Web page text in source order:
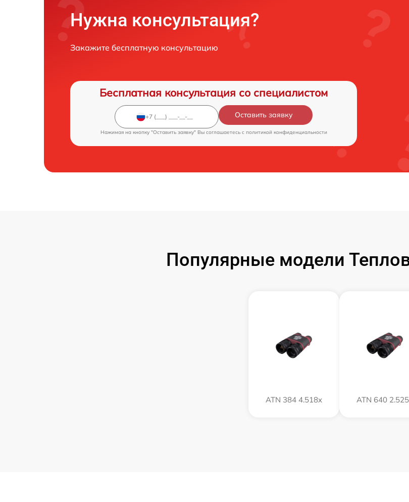
Нужна консультация?
Закажите бесплатную консультацию
Бесплатная консультация со специалистом
Оставить заявку
Нажимая на кнопку "Оставить заявку" Вы соглашаетесь c политикой конфиденциальности
Популярные модели
ATN 384 4.518x ATN 640